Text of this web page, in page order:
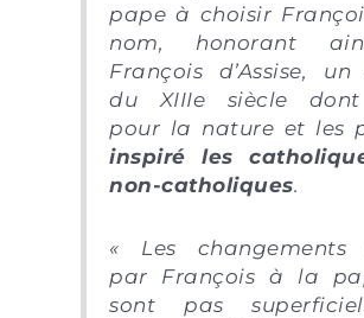
pape à choisir
nom, honorant
François d’Assise,
du XIIIe siècle dont
pour la nature et les
inspiré les
non-catholiques.
« Les changements
par François à la
sont pas